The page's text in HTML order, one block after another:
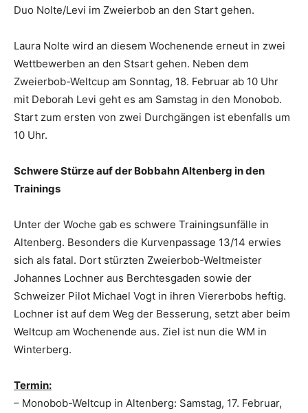
Duo Nolte/Levi im Zweierbob an den Start gehen.
Laura Nolte wird an diesem Wochenende erneut in zwei
Wettbewerben an den Stsart gehen. Neben dem
Zweierbob-Weltcup am Sonntag, 18. Februar ab 10 Uhr
mit Deborah Levi geht es am Samstag in den Monobob.
Start zum ersten von zwei Durchgängen ist ebenfalls um
10 Uhr.
Schwere Stürze auf der Bobbahn Altenberg in den
Trainings
Unter der Woche gab es schwere Trainingsunfälle in
Altenberg. Besonders die Kurvenpassage 13/14 erwies
sich als fatal. Dort stürzten Zweierbob-Weltmeister
Johannes Lochner aus Berchtesgaden sowie der
Schweizer Pilot Michael Vogt in ihren Viererbobs heftig.
Lochner ist auf dem Weg der Besserung, setzt aber beim
Weltcup am Wochenende aus. Ziel ist nun die WM in
Winterberg.
Termin:
– Monobob-Weltcup in Altenberg: Samstag, 17. Februar,